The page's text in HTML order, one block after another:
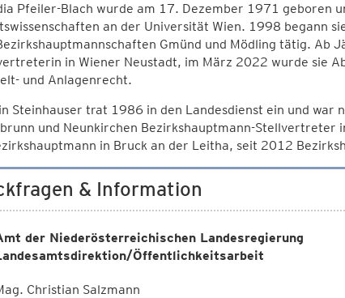
Pfeiler-Blach wurde am 17. Dezember 1971 geboren
an der Universität Wien. 1998 begann
Gmünd und Mödling tätig. Ab
in Wiener Neustadt, im März 2022 wurde sie
und Anlagenrecht.
Steinhauser trat 1986 in den Landesdienst ein und war
und Neunkirchen Bezirkshauptmann-Stellvertreter
in Bruck an der Leitha, seit 2012
& Information
der Niederösterreichischen Landesregierung
Öffentlichkeitsarbeit
Christian Salzmann